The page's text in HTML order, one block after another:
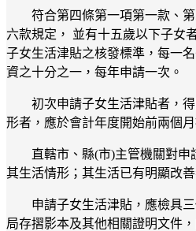
符合第四條第一項第一款、
六款規定， 並有十五歲以下子女
子女生活津貼之核發標準，每一
資之十分之一，每年申請一次。
初次申請子女生活津貼者，
形者，應於會計年度開始前兩個月
直轄市、縣(市)主管機關對
其生活情形；其生活已有明顯改
申請子女生活津貼，應檢具
局存摺影本及其他相關證明文件